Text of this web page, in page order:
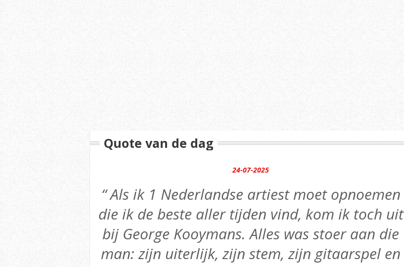
Quote van de dag
24-07-2025
“ Als ik 1 Nederlandse artiest moet opnoemen
die ik de beste aller tijden vind, kom ik toch uit
bij George Kooymans. Alles was stoer aan die
man: zijn uiterlijk, zijn stem, zijn gitaarspel en